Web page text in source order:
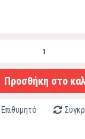
Προσθήκη στο
Επιθυμητό